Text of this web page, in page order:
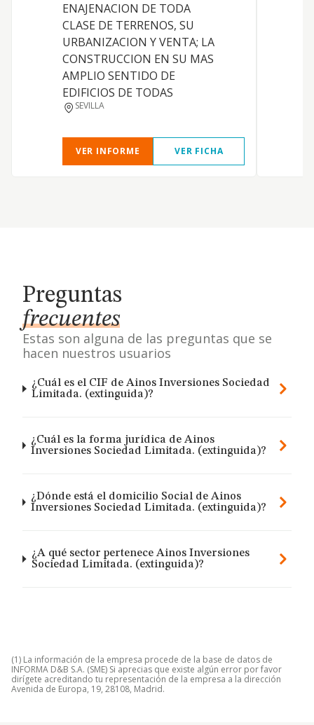
ENAJENACION DE TODA
CLASE DE TERRENOS, SU
URBANIZACION Y VENTA; LA
CONSTRUCCION EN SU MAS
AMPLIO SENTIDO DE
EDIFICIOS DE TODAS
SEVILLA
VER INFORME VER FICHA
Preguntas
frecuentes
Estas son alguna de las preguntas que se
hacen nuestros usuarios
¿Cuál es el CIF de Ainos Inversiones Sociedad
Limitada. (extinguida)?
¿Cuál es la forma jurídica de Ainos
Inversiones Sociedad Limitada. (extinguida)?
¿Dónde está el domicilio Social de Ainos
Inversiones Sociedad Limitada. (extinguida)?
¿A qué sector pertenece Ainos Inversiones
Sociedad Limitada. (extinguida)?
(1) La información de la empresa procede de la base de datos de
INFORMA D&B S.A. (SME) Si aprecias que existe algún error por favor
dirígete acreditando tu representación de la empresa a la dirección
Avenida de Europa, 19, 28108, Madrid.